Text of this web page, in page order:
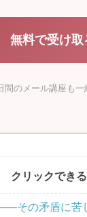
無料で受け取
間のメール講座も一
クリックでき
その矛盾に苦